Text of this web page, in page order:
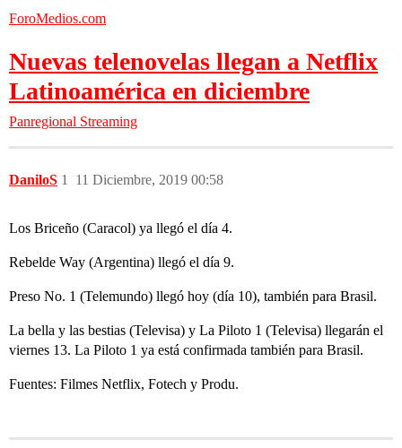
ForoMedios.com
Nuevas telenovelas llegan a Netflix
Latinoamérica en diciembre
Panregional Streaming
DaniloS 11 Diciembre, 2019 00:58
1
Los Briceño (Caracol) ya llegó el día 4.
Rebelde Way (Argentina) llegó el día 9.
Preso No. 1 (Telemundo) llegó hoy (día 10), también para Brasil.
La bella y las bestias (Televisa) y La Piloto 1 (Televisa) llegarán el
viernes 13. La Piloto 1 ya está confirmada también para Brasil.
Fuentes: Filmes Netflix, Fotech y Produ.